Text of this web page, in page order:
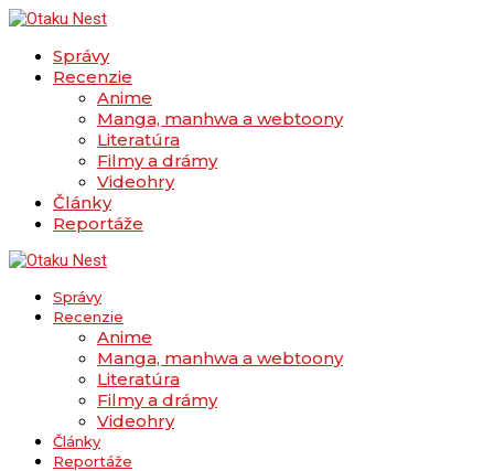
Správy
Recenzie
Anime
Manga, manhwa a webtoony
Literatúra
Filmy a drámy
Videohry
Články
Reportáže
Správy
Recenzie
Anime
Manga, manhwa a webtoony
Literatúra
Filmy a drámy
Videohry
Články
Reportáže